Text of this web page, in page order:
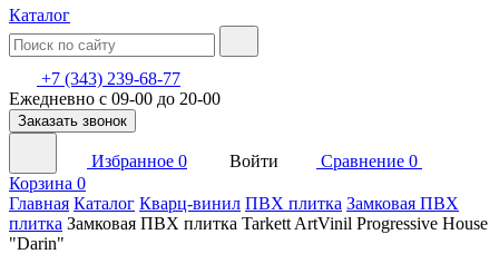
Каталог
+7 (343) 239-68-77
Ежедневно с 09-00 до 20-00
Заказать звонок
Избранное 0 Войти Сравнение 0
Корзина 0
Главная Каталог Кварц-винил ПВХ плитка Замковая ПВХ
плитка Замковая ПВХ плитка Tarkett ArtVinil Progressive House
"Darin"